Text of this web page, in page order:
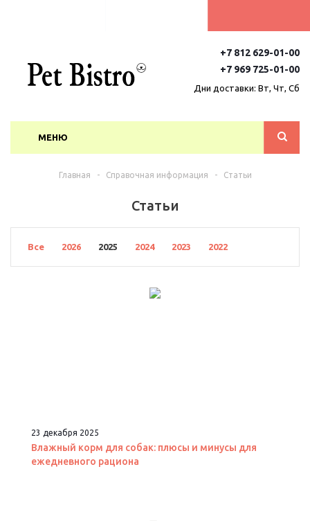
+7 812 629-01-00
+7 969 725-01-00
Дни доставки: Вт, Чт, Сб
МЕНЮ
Главная - Справочная информация - Статьи
Статьи
Все 2026 2025 2024 2023 2022
23 декабря 2025
Влажный корм для собак: плюсы и минусы для
ежедневного рациона